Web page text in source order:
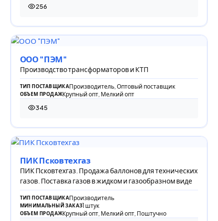
256
256 просмотров
ООО "ПЭМ"
Производство трансформаторов и КТП
ТИП ПОСТАВЩИКАПроизводитель, Оптовый поставщик
ОБЪЕМ ПРОДАЖКрупный опт, Мелкий опт
345
345 просмотров
ПИК Псковтехгаз
ПИК Псковтехгаз. Продажа баллонов для технических
газов. Поставка газов в жидком и газообразном виде
ТИП ПОСТАВЩИКАПроизводитель
МИНИМАЛЬНЫЙ ЗАКАЗ1 штук
ОБЪЕМ ПРОДАЖКрупный опт, Мелкий опт, Поштучно